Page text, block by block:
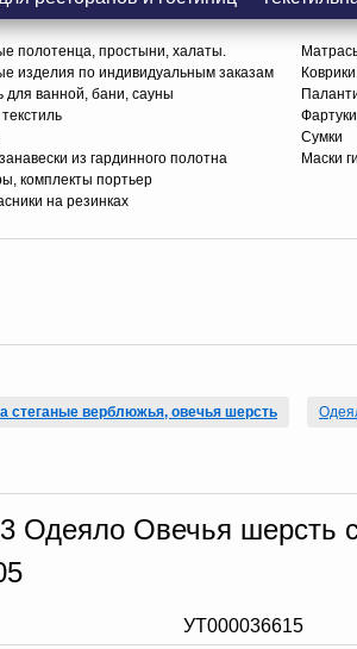
полотенца, простыни, халаты.
изделия по индивидуальным заказам
для ванной, бани, сауны
из гардинного полотна
комплекты портьер
на резинках
Фартуки
Сумки
Маски
стеганые верблюжья, овечья шерсть
Одеяло Овечья шерсть
УТ000036615